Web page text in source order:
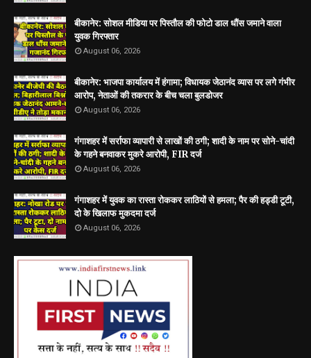
बीकानेर: सोशल मीडिया पर पिस्तौल की फोटो डाल धौंस जमाने वाला
युवक गिरफ्तार
August 06, 2026
बीकानेर: भाजपा कार्यालय में हंगामा; विधायक जेठानंद व्यास पर लगे गंभीर
आरोप, नेताओं की तकरार के बीच चला बुलडोजर
August 06, 2026
गंगाशहर में सर्राफा व्यापारी से लाखों की ठगी; शादी के नाम पर सोने-चांदी
के गहने बनवाकर मुकरे आरोपी, FIR दर्ज
August 06, 2026
गंगाशहर में युवक का रास्ता रोककर लाठियों से हमला; पैर की हड्डी टूटी,
दो के खिलाफ मुकदमा दर्ज
August 06, 2026